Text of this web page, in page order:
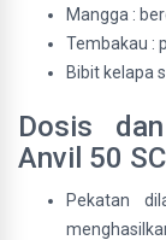
Mangga :
Tembakau :
Bibit kelapa
Dosis
Anvil 50
Pekatan